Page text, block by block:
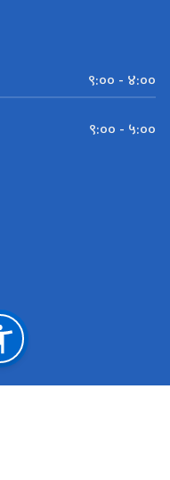
९:०० - ४:००
९:०० - ५:००